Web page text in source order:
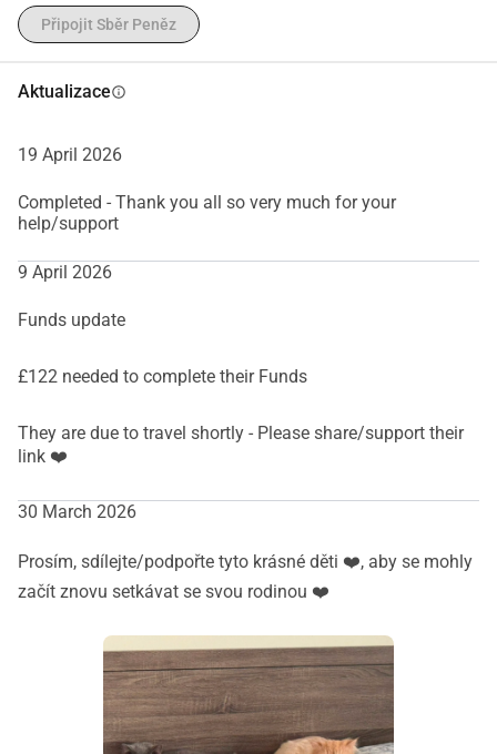
Připojit Sběr Peněz
Aktualizaceinfo
19 April 2026
Completed - Thank you all so very much for your
help/support
9 April 2026
Funds update
£122 needed to complete their Funds
They are due to travel shortly - Please share/support their
link ❤️
30 March 2026
Prosím, sdílejte/podpořte tyto krásné děti ❤️, aby se mohly
začít znovu setkávat se svou rodinou ❤️